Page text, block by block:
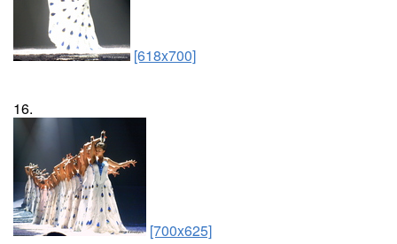
[618x700]
16.
[700x625]